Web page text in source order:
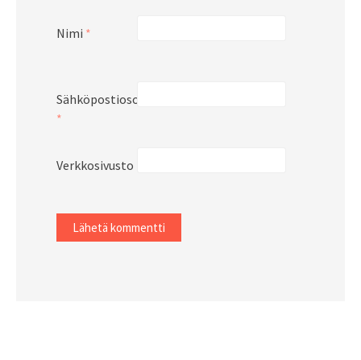
Nimi *
Sähköpostiosoite
*
Verkkosivusto